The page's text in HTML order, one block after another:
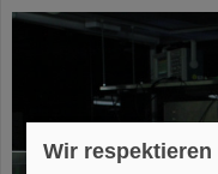
Wir